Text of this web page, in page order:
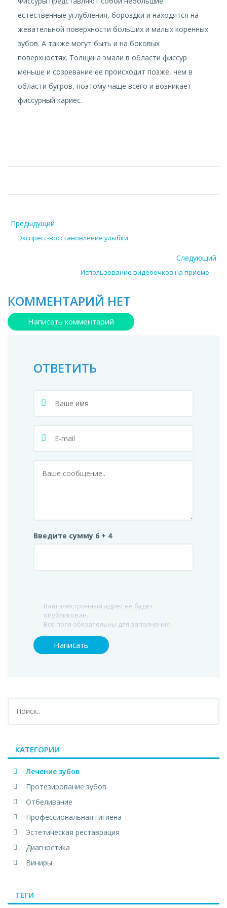
естественные углубления, бороздки и находятся на
жевательной поверхности больших и малых коренных
зубов. А также могут быть и на боковых
поверхностях. Толщина эмали в области фиссур
меньше и созревание ее происходит позже, чем в
области бугров, поэтому чаще всего и возникает
фиссурный кариес.
Предыдущий
Экспресс-восстановление улыбки
Следующий
Использование видеоочков на приеме
КОММЕНТАРИЙ НЕТ
Написать комментарий
ОТВЕТИТЬ
Введите сумму 6 + 4
Ваш электронный адрес не будет
опубликован.
Все поля обязательны для заполнения.
КАТЕГОРИИ
Лечение зубов
Протезирование зубов
Отбеливание
Профессиональная гигиена
Эстетическая реставрация
Диагностика
Виниры
ТЕГИ